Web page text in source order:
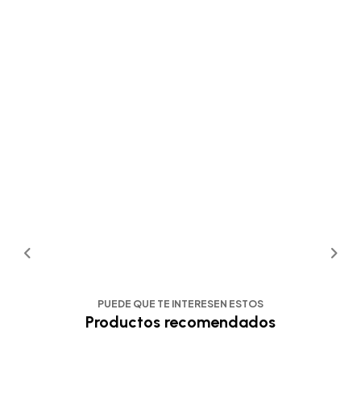
PUEDE QUE TE INTERESEN ESTOS
Productos recomendados